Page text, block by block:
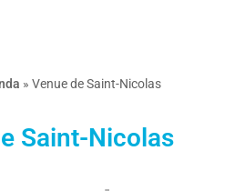
» Venue de Saint-Nicolas
Saint-Nicolas